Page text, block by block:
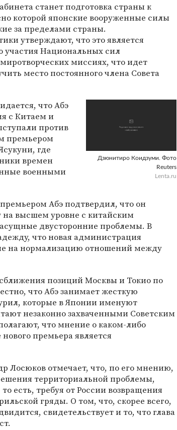
станет подготовка страны к
которой японские вооруженные силы
за пределами страны.
утверждают, что это является
участия Национальных сил
миссиях, что идет
место постоянного члена Совета
Дзюнитиро Коидзуми. Фото
Reuters
Lenta.ru
что Абэ
с Китаем и
против
премьером
где
времен
военными
Абэ подтвердил, что он
на высшем уровне с китайским
двусторонние проблемы. В
что новая администрация
на нормализацию отношений между
позиций Москвы и Токио по
что Абэ занимает жесткую
которые в Японии именуют
незаконно захваченными Советским
что мнение о каком-либо
премьера является
Лосюков отмечает, что, по его мнению,
территориальной проблемы,
есть, требуя от России возвращения
гряды. О том, что, скорее всего,
свидетельствует и то, что глава